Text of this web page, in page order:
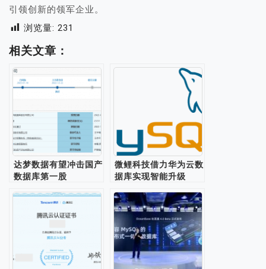
引领创新的领军企业。
浏览量: 231
相关文章：
达梦数据有望冲击国产
数据库第一股
微鲤科技借力华为云数
据库实现智能升级